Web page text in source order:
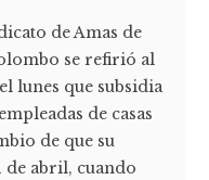
de Amas de
se refirió al
lunes que subsidia
de casas
de que su
de abril, cuando